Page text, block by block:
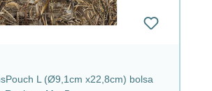
L (Ø9,1cm x22,8cm) bolsa